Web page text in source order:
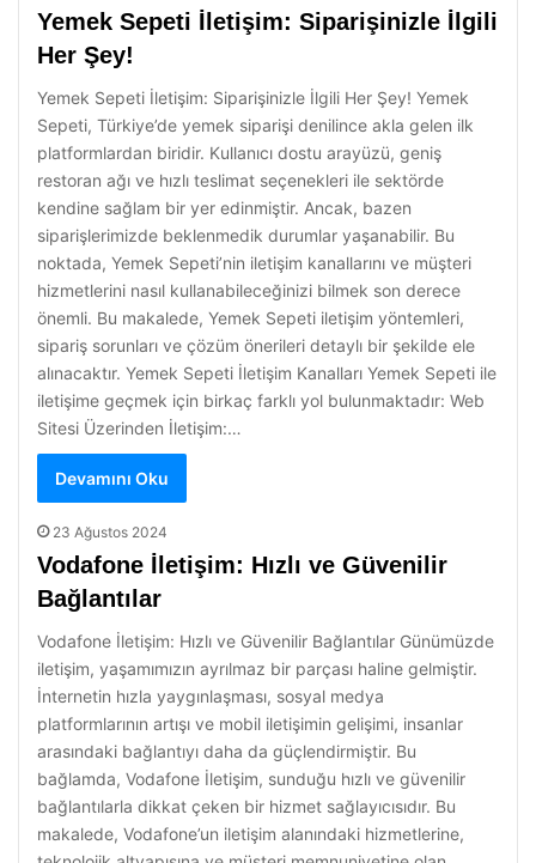
Yemek Sepeti İletişim: Siparişinizle İlgili
Her Şey!
Yemek Sepeti İletişim: Siparişinizle İlgili Her Şey! Yemek
Sepeti, Türkiye’de yemek siparişi denilince akla gelen ilk
platformlardan biridir. Kullanıcı dostu arayüzü, geniş
restoran ağı ve hızlı teslimat seçenekleri ile sektörde
kendine sağlam bir yer edinmiştir. Ancak, bazen
siparişlerimizde beklenmedik durumlar yaşanabilir. Bu
noktada, Yemek Sepeti’nin iletişim kanallarını ve müşteri
hizmetlerini nasıl kullanabileceğinizi bilmek son derece
önemli. Bu makalede, Yemek Sepeti iletişim yöntemleri,
sipariş sorunları ve çözüm önerileri detaylı bir şekilde ele
alınacaktır. Yemek Sepeti İletişim Kanalları Yemek Sepeti ile
iletişime geçmek için birkaç farklı yol bulunmaktadır: Web
Sitesi Üzerinden İletişim:…
Devamını Oku
23 Ağustos 2024
Vodafone İletişim: Hızlı ve Güvenilir
Bağlantılar
Vodafone İletişim: Hızlı ve Güvenilir Bağlantılar Günümüzde
iletişim, yaşamımızın ayrılmaz bir parçası haline gelmiştir.
İnternetin hızla yaygınlaşması, sosyal medya
platformlarının artışı ve mobil iletişimin gelişimi, insanlar
arasındaki bağlantıyı daha da güçlendirmiştir. Bu
bağlamda, Vodafone İletişim, sunduğu hızlı ve güvenilir
bağlantılarla dikkat çeken bir hizmet sağlayıcısıdır. Bu
makalede, Vodafone’un iletişim alanındaki hizmetlerine,